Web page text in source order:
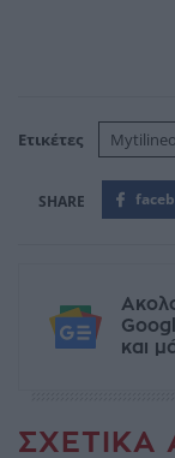
Ετικέτες
και
ΣΧΕΤΙΚΆ